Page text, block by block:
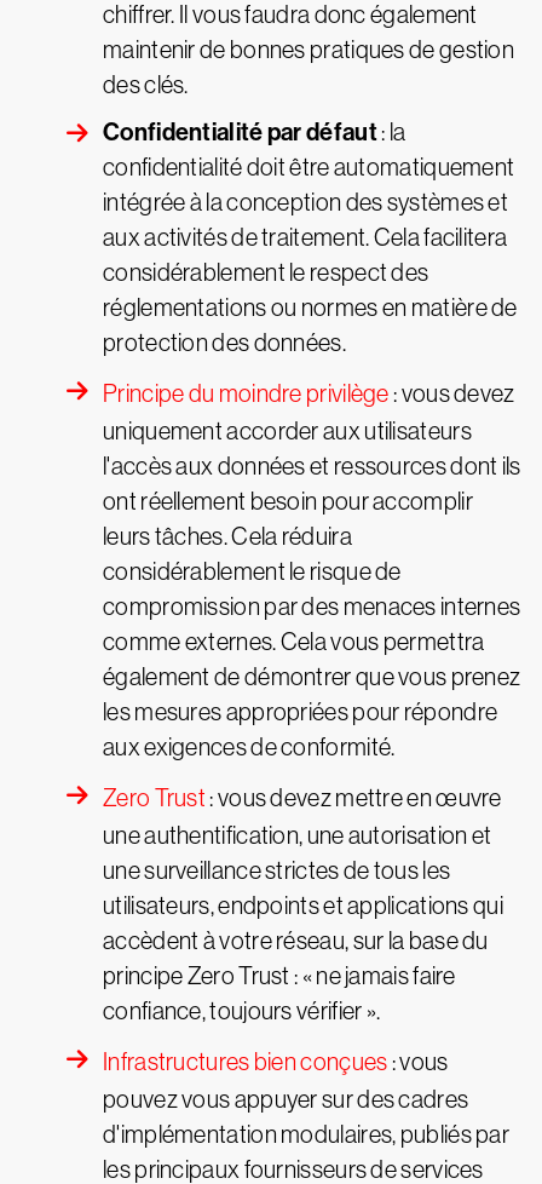
chiffrer. Il vous faudra donc également
maintenir de bonnes pratiques de gestion
des clés.
Confidentialité par défaut: la
confidentialité doit être automatiquement
intégrée à la conception des systèmes et
aux activités de traitement. Cela facilitera
considérablement le respect des
réglementations ou normes en matière de
protection des données.
Principe du moindre privilège : vous devez
uniquement accorder aux utilisateurs
l'accès aux données et ressources dont ils
ont réellement besoin pour accomplir
leurs tâches. Cela réduira
considérablement le risque de
compromission par des menaces internes
comme externes. Cela vous permettra
également de démontrer que vous prenez
les mesures appropriées pour répondre
aux exigences de conformité.
Zero Trust : vous devez mettre en œuvre
une authentification, une autorisation et
une surveillance strictes de tous les
utilisateurs, endpoints et applications qui
accèdent à votre réseau, sur la base du
principe Zero Trust : « ne jamais faire
confiance, toujours vérifier ».
Infrastructures bien conçues : vous
pouvez vous appuyer sur des cadres
d'implémentation modulaires, publiés par
les principaux fournisseurs de services